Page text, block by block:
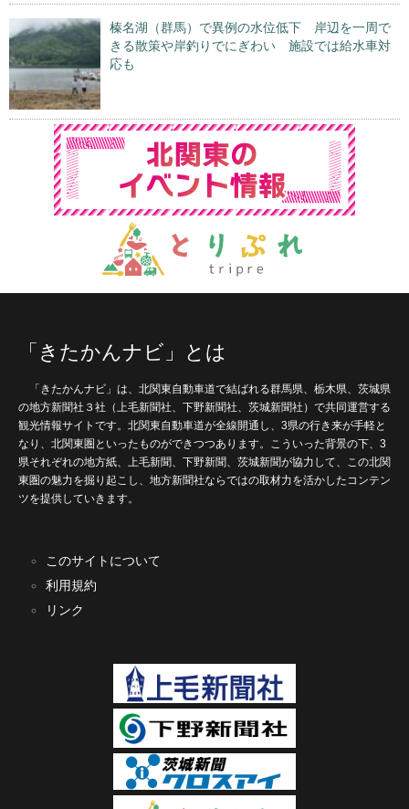
榛名湖（群馬）で異例の水位低下 岸辺を一周で
きる散策や岸釣りでにぎわい 施設では給水車対
応も
「きたかんナビ」とは
「きたかんナビ」は、北関東自動車道で結ばれる群馬県、栃木県、茨城県
の地方新聞社３社（上毛新聞社、下野新聞社、茨城新聞社）で共同運営する
観光情報サイトです。北関東自動車道が全線開通し、3県の行き来が手軽と
なり、北関東圏といったものができつつあります。こういった背景の下、3
県それぞれの地方紙、上毛新聞、下野新聞、茨城新聞が協力して、この北関
東圏の魅力を掘り起こし、地方新聞社ならではの取材力を活かしたコンテン
ツを提供していきます。
このサイトについて
利用規約
リンク